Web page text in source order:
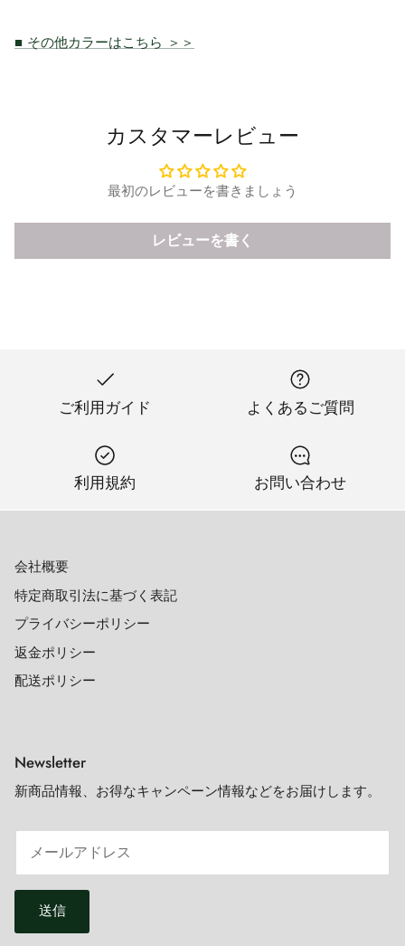
■ その他カラーはこちら ＞＞
カスタマーレビュー
最初のレビューを書きましょう
レビューを書く
ご利用ガイド よくあるご質問
利用規約 お問い合わせ
会社概要
特定商取引法に基づく表記
プライバシーポリシー
返金ポリシー
配送ポリシー
Newsletter
新商品情報、お得なキャンペーン情報などをお届けします。
送信